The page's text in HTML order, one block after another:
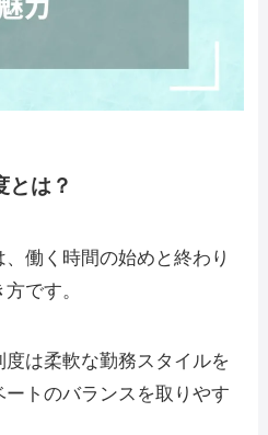
とは？
働く時間の始めと終わり
です。
は柔軟な勤務スタイルを
トのバランスを取りやす